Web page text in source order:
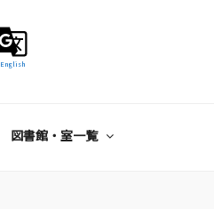
English
図書館・室一覧